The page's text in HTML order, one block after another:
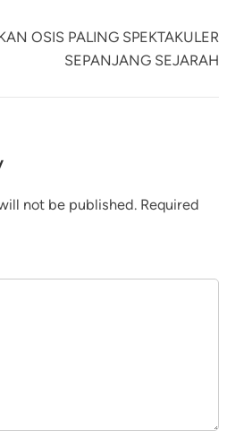
OSIS PALING SPEKTAKULER
SEPANJANG SEJARAH
not be published. Required